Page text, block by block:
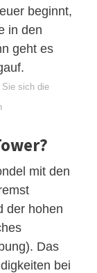
beginnt,
in den
geht es
Sie sich die
mit den
der hohen
Das
bei